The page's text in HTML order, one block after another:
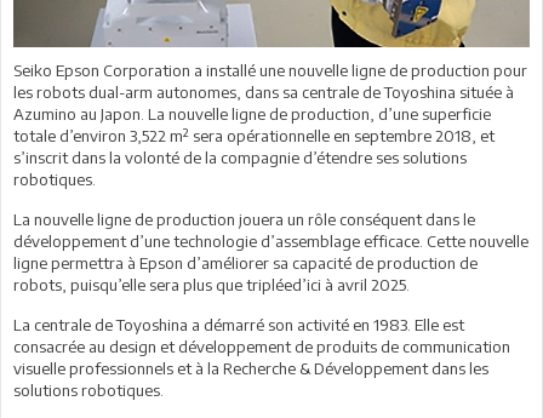
Seiko Epson Corporation a installé une nouvelle ligne de production pour
les robots dual-arm autonomes, dans sa centrale de Toyoshina située à
Azumino au Japon. La nouvelle ligne de production, d’une superficie
totale d’environ 3,522 m² sera opérationnelle en septembre 2018, et
s’inscrit dans la volonté de la compagnie d’étendre ses solutions
robotiques.
La nouvelle ligne de production jouera un rôle conséquent dans le
développement d’une technologie d’assemblage efficace. Cette nouvelle
ligne permettra à Epson d’améliorer sa capacité de production de
robots, puisqu’elle sera plus que tripléed’ici à avril 2025.
La centrale de Toyoshina a démarré son activité en 1983. Elle est
consacrée au design et développement de produits de communication
visuelle professionnels et à la Recherche & Développement dans les
solutions robotiques.